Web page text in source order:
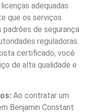
adequadas
que os serviços
de segurança
reguladoras.
certificado, você
de alta qualidade e
Ao contratar um
Benjamin Constant